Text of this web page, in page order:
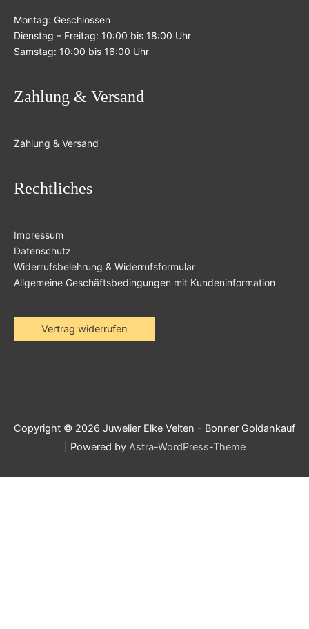
Montag: Geschlossen
Dienstag – Freitag: 10:00 bis 18:00 Uhr
Samstag: 10:00 bis 16:00 Uhr
Zahlung & Versand
Zahlung & Versand
Rechtliches
Impressum
Datenschutz
Widerrufsbelehrung & Widerrufsformular
Allgemeine Geschäftsbedingungen mit Kundeninformation
Vertrag widerrufen
Copyright © 2026 Juwelier Elke Velten - Bonner Goldankauf
| Powered by Astra-WordPress-Theme